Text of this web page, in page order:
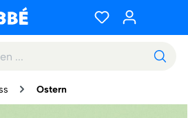
Ostern